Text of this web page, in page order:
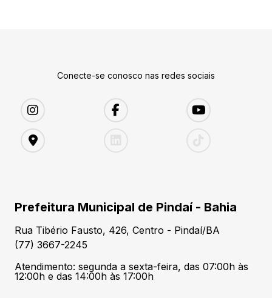
Conecte-se conosco nas redes sociais
Prefeitura Municipal de Pindaí - Bahia
Rua Tibério Fausto, 426, Centro - Pindaí/BA
(77) 3667-2245
Atendimento: segunda a sexta-feira, das 07:00h às
12:00h e das 14:00h às 17:00h